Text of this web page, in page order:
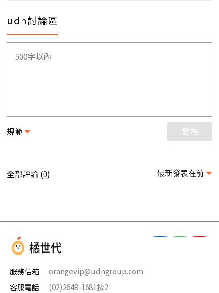
udn討論區
規範 發布
全部評論 (0) 最新發表在前
服務信箱
orangevip@udngroup.com
客服電話
(02)2649-1681按2